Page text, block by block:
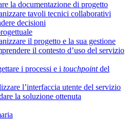
la documentazione di progetto
tavoli tecnici collaborativi
decisioni
il progetto e la sua gestione
il contesto d’uso del servizio
i processi e i touchpointdel
l’interfaccia utente del servizio
la soluzione ottenuta